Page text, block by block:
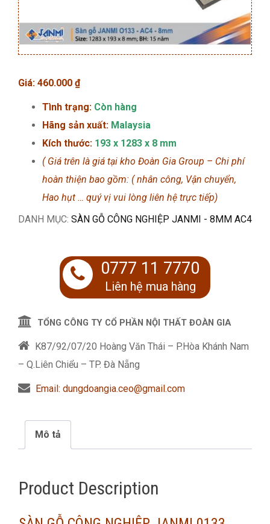
Giá: 460.000 ₫
Tình trạng: Còn hàng
Hãng sản xuất: Malaysia
Kích thước: 193 x 1283 x 8 mm
( Giá trên là giá tại kho Đoàn Gia Group – Chi phí
hoàn thiện bao gồm: ( nhân công, Vận chuyển,
Hao hụt … quý vị vui lòng liên hệ trực tiếp)
DANH MỤC: SÀN GỖ CÔNG NGHIỆP JANMI - 8MM AC4
0777 11 7770
Liên hệ mua hàng
TỔNG CÔNG TY CỔ PHẦN NỘI THẤT ĐOÀN GIA
K87/92/07/20 Hoàng Văn Thái – P.Hòa Khánh Nam
– Q.Liên Chiểu – TP. Đà Nẵng
Email: dungdoangia.ceo@gmail.com
Mô tả
Product Description